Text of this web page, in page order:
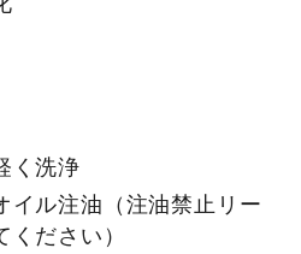
く洗浄
イル注油（注油禁止リー
ださい）